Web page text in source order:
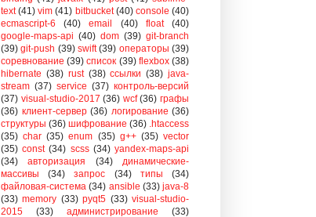
text (41) vim (41) bitbucket (40) console (40)
ecmascript-6
(40) email (40) float
(40)
google-maps-api (40) dom (39) git-branch
(39) git-push (39) swift (39) операторы (39)
соревнование (39) список (39) flexbox (38)
hibernate (38) rust (38) ссылки (38) java-
stream (37) service (37) контроль-версий
(37) visual-studio-2017 (36) wcf (36) графы
(36) клиент-сервер (36) логирование (36)
структуры (36) шифрование (36) .htaccess
(35) char (35) enum (35) g++ (35) vector
(35) const (34) scss (34) yandex-maps-api
(34)
авторизация (34)
динамические-
массивы
(34) запрос (34) типы
(34)
файловая-система (34) ansible (33) java-8
(33) memory (33) pyqt5 (33) visual-studio-
2015
(33) администрирование
(33)